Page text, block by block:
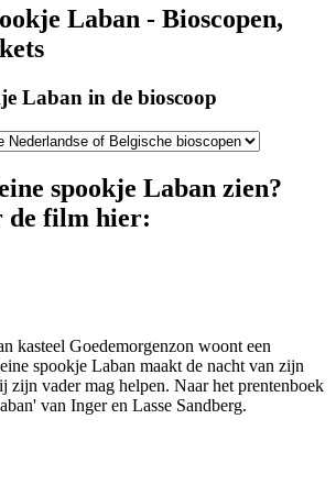
Laban - Bioscopen,
Laban in de bioscoop
spookje Laban zien?
de film hier:
kasteel Goedemorgenzon woont een
spookje Laban maakt de nacht van zijn
zijn vader mag helpen. Naar het prentenboek
van Inger en Lasse Sandberg.